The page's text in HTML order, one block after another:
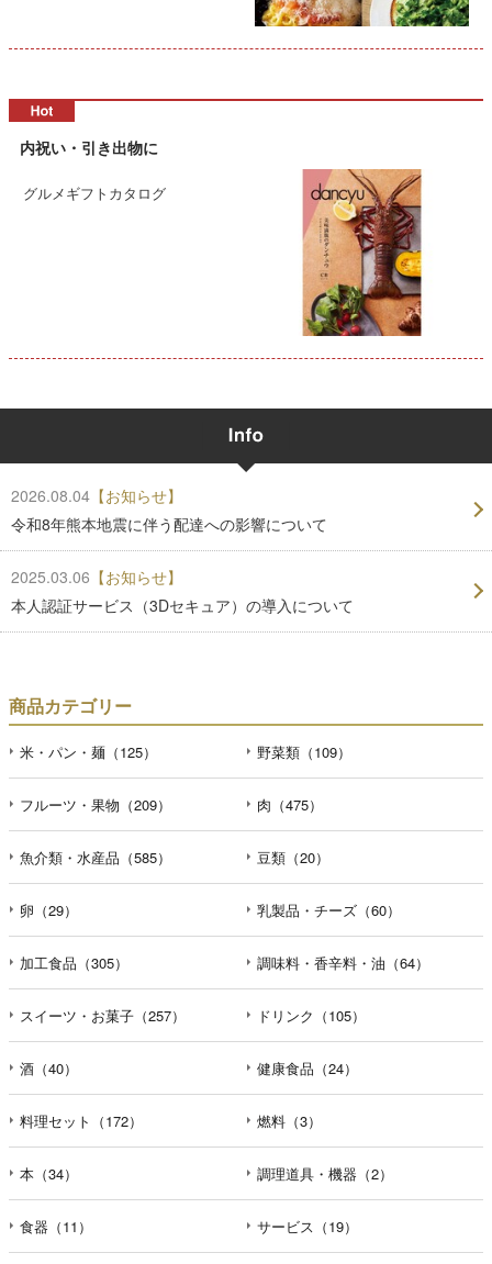
内祝い・引き出物に
グルメギフトカタログ
2026.08.04 【お知らせ】
令和8年熊本地震に伴う配達への影響について
2025.03.06 【お知らせ】
本人認証サービス（3Dセキュア）の導入について
商品カテゴリー
米・パン・麺（125） 野菜類（109）
フルーツ・果物（209） 肉（475）
魚介類・水産品（585） 豆類（20）
卵（29） 乳製品・チーズ（60）
加工食品（305） 調味料・香辛料・油（64）
スイーツ・お菓子（257） ドリンク（105）
酒（40） 健康食品（24）
料理セット（172） 燃料（3）
本（34） 調理道具・機器（2）
食器（11） サービス（19）